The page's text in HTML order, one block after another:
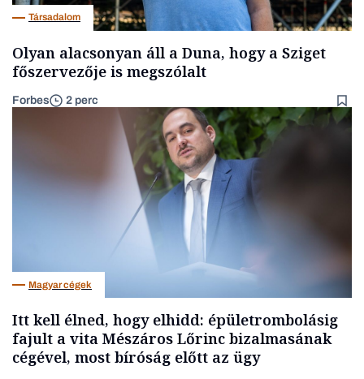
Társadalom
Olyan alacsonyan áll a Duna, hogy a Sziget
főszervezője is megszólalt
Forbes 2 perc
Magyar cégek
Itt kell élned, hogy elhidd: épületrombolásig
fajult a vita Mészáros Lőrinc bizalmasának
cégével, most bíróság előtt az ügy